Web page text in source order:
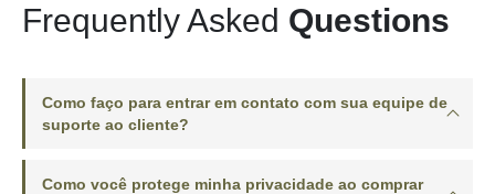
Frequently Asked Questions
Como faço para entrar em contato com sua equipe de
suporte ao cliente?
Como você protege minha privacidade ao comprar